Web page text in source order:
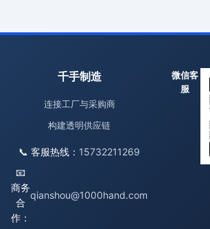
千手制造
连接工厂与采购商
构建透明供应链
📞 客服热线： 15732211269
📧
商务
合
作：
qianshou@1000hand.com
微信客
服